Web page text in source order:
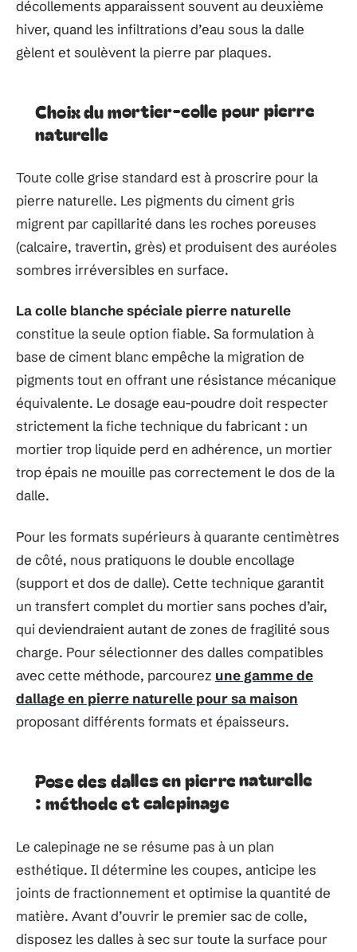
décollements apparaissent souvent au deuxième
hiver, quand les infiltrations d’eau sous la dalle
gèlent et soulèvent la pierre par plaques.
Choix du mortier-colle pour pierre
naturelle
Toute colle grise standard est à proscrire pour la
pierre naturelle. Les pigments du ciment gris
migrent par capillarité dans les roches poreuses
(calcaire, travertin, grès) et produisent des auréoles
sombres irréversibles en surface.
La colle blanche spéciale pierre naturelle
constitue la seule option fiable. Sa formulation à
base de ciment blanc empêche la migration de
pigments tout en offrant une résistance mécanique
équivalente. Le dosage eau-poudre doit respecter
strictement la fiche technique du fabricant : un
mortier trop liquide perd en adhérence, un mortier
trop épais ne mouille pas correctement le dos de la
dalle.
Pour les formats supérieurs à quarante centimètres
de côté, nous pratiquons le double encollage
(support et dos de dalle). Cette technique garantit
un transfert complet du mortier sans poches d’air,
qui deviendraient autant de zones de fragilité sous
charge. Pour sélectionner des dalles compatibles
avec cette méthode, parcourez une gamme de
dallage en pierre naturelle pour sa maison
proposant différents formats et épaisseurs.
Pose des dalles en pierre naturelle
: méthode et calepinage
Le calepinage ne se résume pas à un plan
esthétique. Il détermine les coupes, anticipe les
joints de fractionnement et optimise la quantité de
matière. Avant d’ouvrir le premier sac de colle,
disposez les dalles à sec sur toute la surface pour